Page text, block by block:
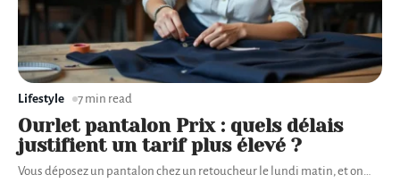
Ourlet pantalon Prix : quels délais
justifient un tarif plus élevé ?
Vous déposez un pantalon chez un retoucheur le lundi matin, et on…
Lifestyle 7 min read